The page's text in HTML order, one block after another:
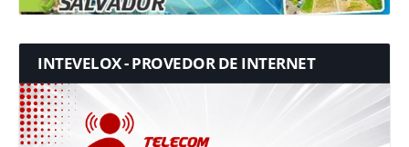
INTEVELOX - PROVEDOR DE INTERNET